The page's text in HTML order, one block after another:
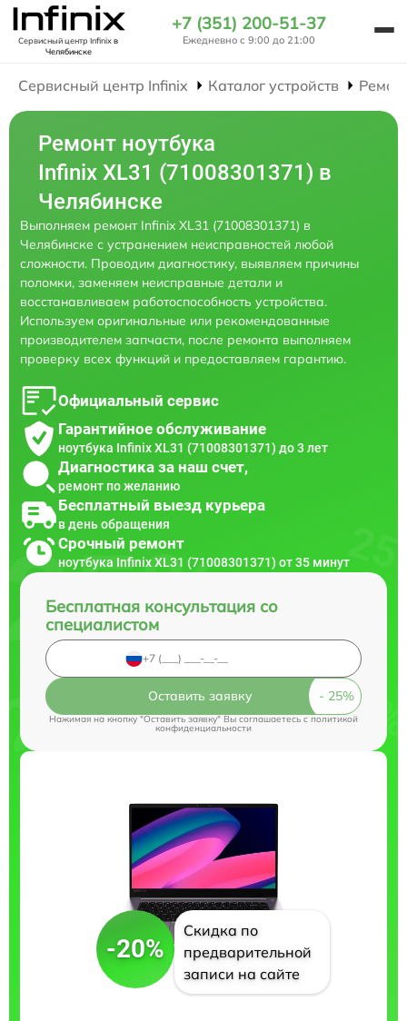
Сервисный центр Infinixв
Челябинске
+7 (351) 200-51-37
Ежедневно с 9:00 до 21:00
Сервисный центр Infinix Каталог устройств
Ремонт ноутбука
Infinix XL31 (71008301371) в
Челябинске
Выполняем ремонт Infinix XL31 (71008301371) в
Челябинске с устранением неисправностей любой
сложности. Проводим диагностику, выявляем причины
поломки, заменяем неисправные детали и
восстанавливаем работоспособность устройства.
Используем оригинальные или рекомендованные
производителем запчасти, после ремонта выполняем
проверку всех функций и предоставляем гарантию.
Официальный сервис
Гарантийное обслуживание
ноутбука Infinix XL31 (71008301371) до 3 лет
Диагностика за наш счет,
ремонт по желанию
Бесплатный выезд курьера
в день обращения
Срочный ремонт
ноутбука Infinix XL31 (71008301371) от 35 минут
Бесплатная консультация со
специалистом
Оставить заявку
Нажимая на кнопку "Оставить заявку" Вы соглашаетесь cполитикой
конфиденциальности
-20%
Скидка по
предварительной
записи на сайте